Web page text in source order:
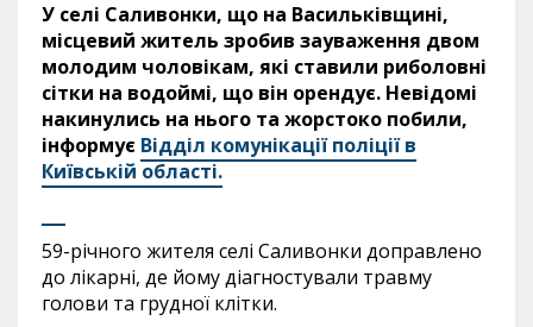
У селі Саливонки, що на Васильківщині,
місцевий житель зробив зауваження двом
молодим чоловікам, які ставили риболовні
сітки на водоймі, що він орендує. Невідомі
накинулись на нього та жорстоко побили,
інформує Відділ комунікації поліції в
Київській області.
59-річного жителя селі Саливонки доправлено
до лікарні, де йому діагностували травму
голови та грудної клітки.